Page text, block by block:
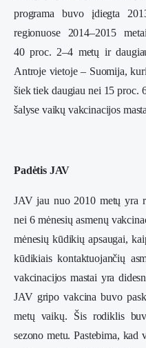
programa buvo įdiegta
regionuose 2014–2015
40 proc. 2–4 metų ir
Antroje vietoje – Suomija,
šiek tiek daugiau nei 15 proc.
šalyse vaikų vakcinacijos
Padėtis JAV
JAV jau nuo 2010 metų yra
nei 6 mėnesių asmenų
mėnesių kūdikių apsaugai,
kūdikiais kontaktuojančių
vakcinacijos mastai yra
JAV gripo vakcina buvo
metų vaikų. Šis rodiklis
sezono metu. Pastebima, kad